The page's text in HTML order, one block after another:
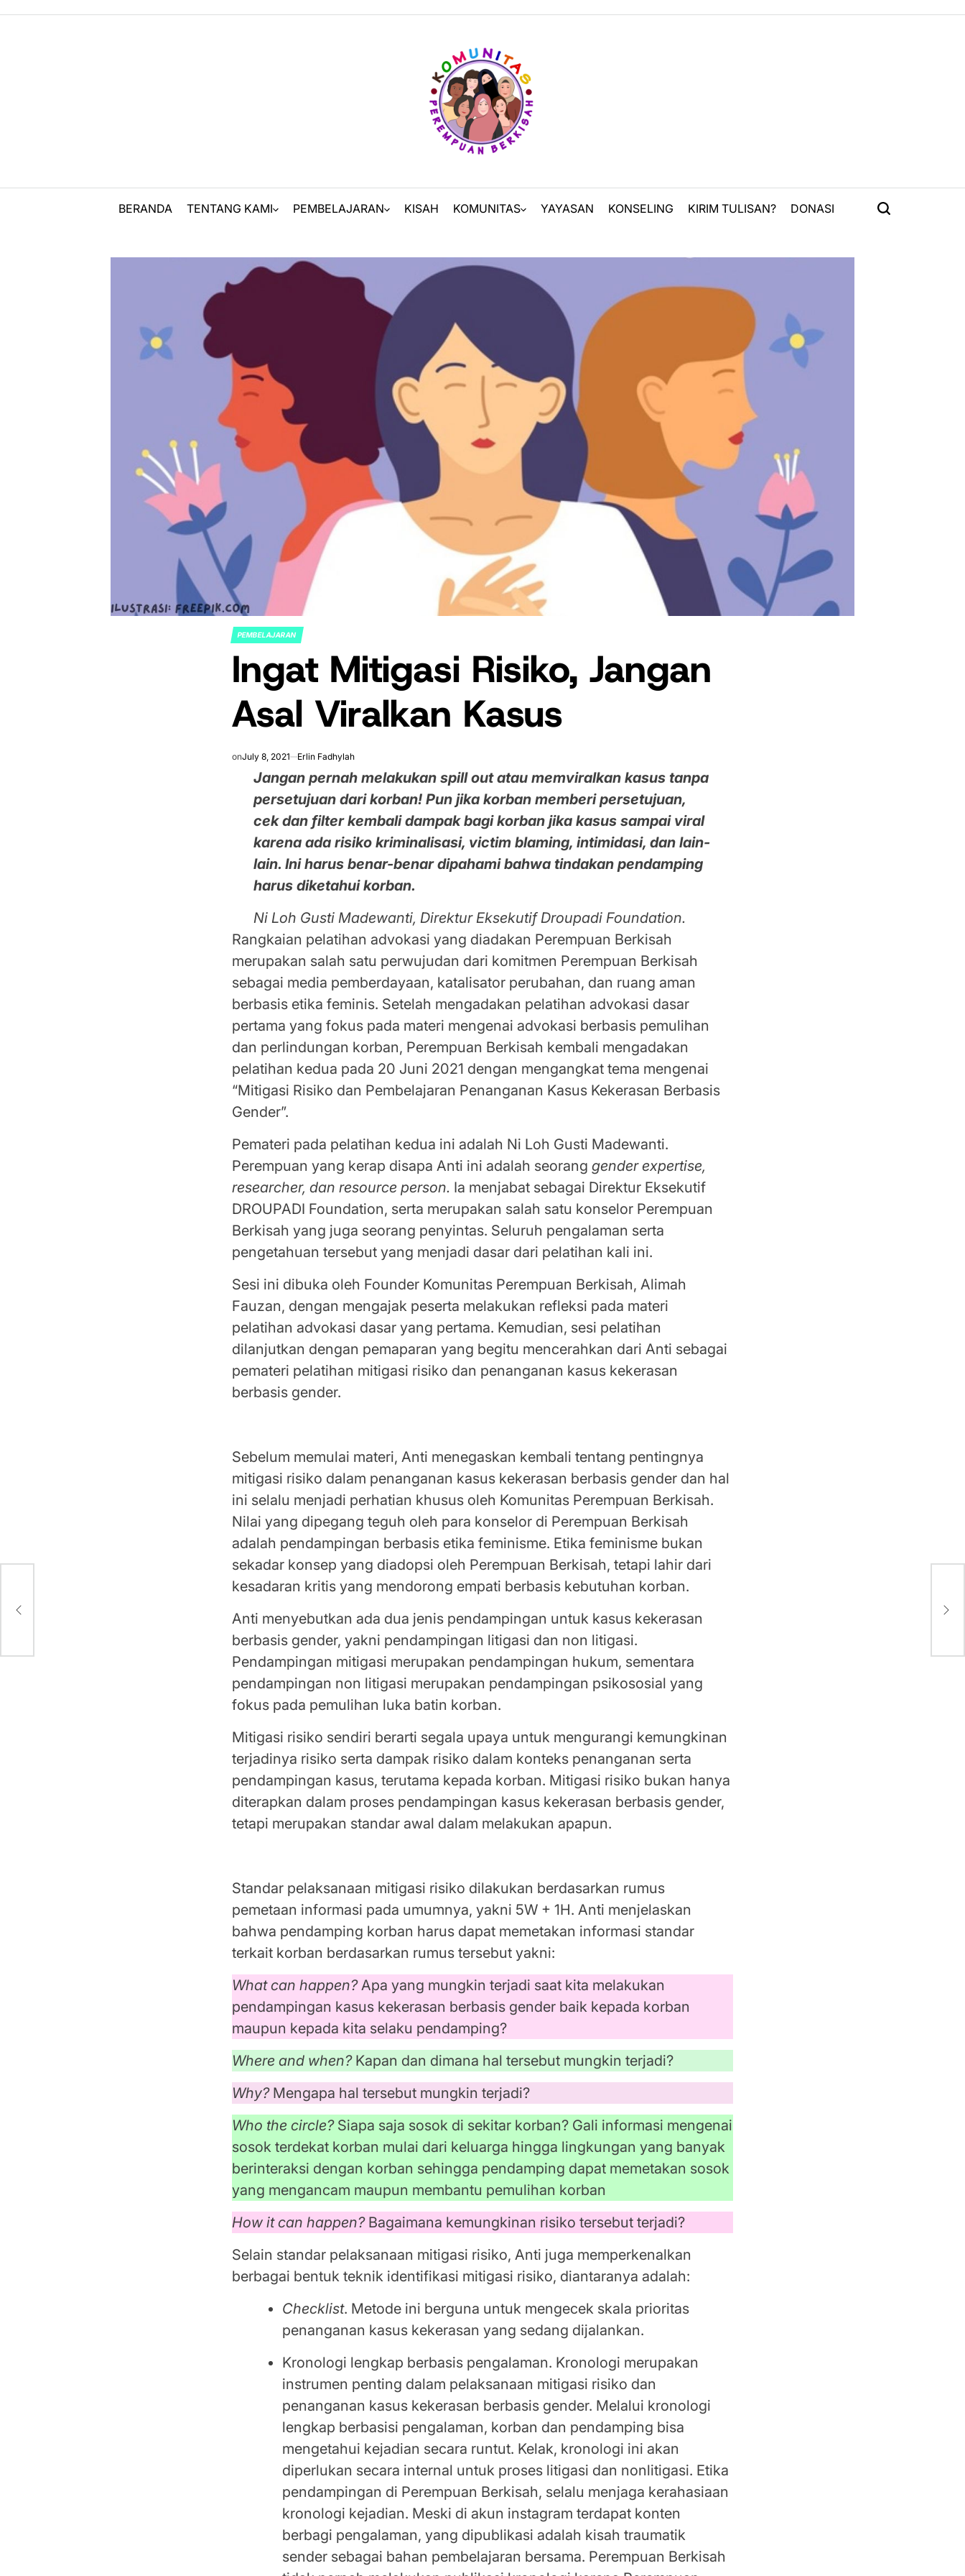
BERANDA TENTANG KAMI PEMBELAJARAN KISAH KOMUNITAS YAYASAN KONSELING KIRIM TULISAN? DONASI
POSTED
PEMBELAJARAN
Ingat Mitigasi Risiko, Jangan
Asal Viralkan Kasus
onJuly 8, 2021 Erlin Fadhylah
Jangan pernah melakukanspill outatau memviralkan kasus tanpa
persetujuan dari korban! Pun jika korban memberi persetujuan,
cek dan filter kembali dampak bagi korban jika kasus sampai viral
karena ada risiko kriminalisasi, victim blaming, intimidasi, dan lain-
lain. Ini harus benar-benar dipahami bahwa tindakan pendamping
harus diketahui korban.
Ni Loh Gusti Madewanti, Direktur Eksekutif Droupadi Foundation.
Rangkaian pelatihan advokasi yang diadakan Perempuan Berkisah
merupakan salah satu perwujudan dari komitmen Perempuan Berkisah
sebagai media pemberdayaan, katalisator perubahan, dan ruang aman
berbasis etika feminis. Setelah mengadakan pelatihan advokasi dasar
pertama yang fokus pada materi mengenai advokasi berbasis pemulihan
dan perlindungan korban, Perempuan Berkisah kembali mengadakan
pelatihan kedua pada 20 Juni 2021 dengan mengangkat tema mengenai
“Mitigasi Risiko dan Pembelajaran Penanganan Kasus Kekerasan Berbasis
Gender”.
Pemateri pada pelatihan kedua ini adalah Ni Loh Gusti Madewanti.
Perempuan yang kerap disapa Anti ini adalah seoranggender expertise,
researcher, dan resource person. Ia menjabat sebagai Direktur Eksekutif
DROUPADI Foundation, serta merupakan salah satu konselor Perempuan
Berkisah yang juga seorang penyintas. Seluruh pengalaman serta
pengetahuan tersebut yang menjadi dasar dari pelatihan kali ini.
Sesi ini dibuka oleh Founder Komunitas Perempuan Berkisah, Alimah
Fauzan, dengan mengajak peserta melakukan refleksi pada materi
pelatihan advokasi dasar yang pertama. Kemudian, sesi pelatihan
dilanjutkan dengan pemaparan yang begitu mencerahkan dari Anti sebagai
pemateri pelatihan mitigasi risiko dan penanganan kasus kekerasan
berbasis gender.
Sebelum memulai materi, Anti menegaskan kembali tentang pentingnya
mitigasi risiko dalam penanganan kasus kekerasan berbasis gender dan hal
ini selalu menjadi perhatian khusus oleh Komunitas Perempuan Berkisah.
Nilai yang dipegang teguh oleh para konselor di Perempuan Berkisah
adalah pendampingan berbasis etika feminisme. Etika feminisme bukan
sekadar konsep yang diadopsi oleh Perempuan Berkisah, tetapi lahir dari
kesadaran kritis yang mendorong empati berbasis kebutuhan korban.
Anti menyebutkan ada dua jenis pendampingan untuk kasus kekerasan
berbasis gender, yakni pendampingan litigasi dan non litigasi.
Pendampingan mitigasi merupakan pendampingan hukum, sementara
pendampingan non litigasi merupakan pendampingan psikososial yang
fokus pada pemulihan luka batin korban.
Mitigasi risiko sendiri berarti segala upaya untuk mengurangi kemungkinan
terjadinya risiko serta dampak risiko dalam konteks penanganan serta
pendampingan kasus, terutama kepada korban. Mitigasi risiko bukan hanya
diterapkan dalam proses pendampingan kasus kekerasan berbasis gender,
tetapi merupakan standar awal dalam melakukan apapun.
Standar pelaksanaan mitigasi risiko dilakukan berdasarkan rumus
pemetaan informasi pada umumnya, yakni 5W + 1H. Anti menjelaskan
bahwa pendamping korban harus dapat memetakan informasi standar
terkait korban berdasarkan rumus tersebut yakni:
What can happen?Apa yang mungkin terjadi saat kita melakukan
pendampingan kasus kekerasan berbasis gender baik kepada korban
maupun kepada kita selaku pendamping?
Where and when? Kapan dan dimana hal tersebut mungkin terjadi?
Why?Mengapa hal tersebut mungkin terjadi?
Who the circle? Siapa saja sosok di sekitar korban? Gali informasi mengenai
sosok terdekat korban mulai dari keluarga hingga lingkungan yang banyak
berinteraksi dengan korban sehingga pendamping dapat memetakan sosok
yang mengancam maupun membantu pemulihan korban
How it can happen? Bagaimana kemungkinan risiko tersebut terjadi?
Selain standar pelaksanaan mitigasi risiko, Anti juga memperkenalkan
berbagai bentuk teknik identifikasi mitigasi risiko, diantaranya adalah:
Checklist. Metode ini berguna untuk mengecek skala prioritas
penanganan kasus kekerasan yang sedang dijalankan.
Kronologi lengkap berbasis pengalaman. Kronologi merupakan
instrumen penting dalam pelaksanaan mitigasi risiko dan
penanganan kasus kekerasan berbasis gender. Melalui kronologi
lengkap berbasisi pengalaman, korban dan pendamping bisa
mengetahui kejadian secara runtut. Kelak, kronologi ini akan
diperlukan secara internal untuk proses litigasi dan nonlitigasi. Etika
pendampingan di Perempuan Berkisah, selalu menjaga kerahasiaan
kronologi kejadian. Meski di akun instagram terdapat konten
berbagi pengalaman, yang dipublikasi adalah kisah traumatik
sender sebagai bahan pembelajaran bersama. Perempuan Berkisah